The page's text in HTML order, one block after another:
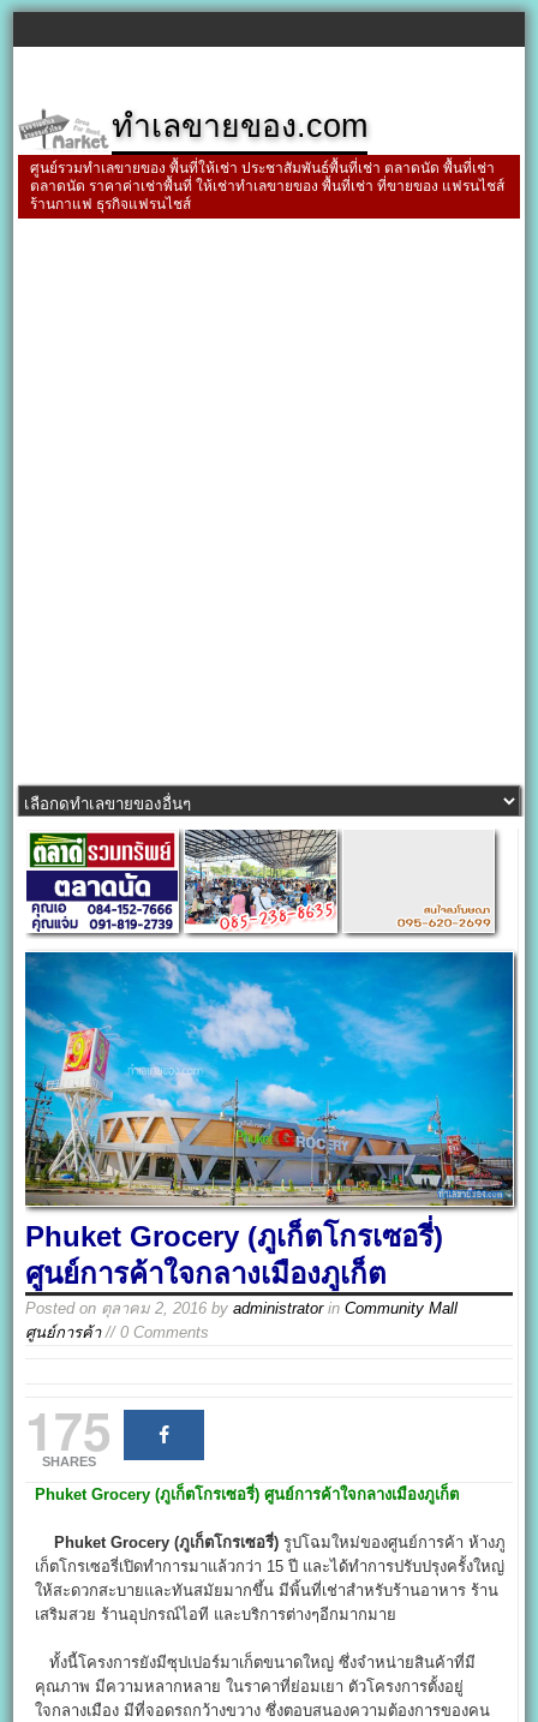
ทำเลขายของ.com
ศูนย์รวมทำเลขายของ พื้นที่ให้เช่า ประชาสัมพันธ์พื้นที่เช่า ตลาดนัด พื้นที่เช่า
ตลาดนัด ราคาค่าเช่าพื้นที่ ให้เช่าทำเลขายของ พื้นที่เช่า ที่ขายของ แฟรนไชส์
ร้านกาแฟ ธุรกิจแฟรนไชส์
Phuket Grocery (ภูเก็ตโกรเซอรี่)
ศูนย์การค้าใจกลางเมืองภูเก็ต
Posted on ตุลาคม 2, 2016 byadministratorinCommunity Mall
ศูนย์การค้า// 0 Comments
175
SHARES
Phuket Grocery (ภูเก็ตโกรเซอรี่) ศูนย์การค้าใจกลางเมืองภูเก็ต
Phuket Grocery (ภูเก็ตโกรเซอรี่) รูปโฉมใหม่ของศูนย์การค้า ห้างภู
เก็ตโกรเซอรี่เปิดทำการมาแล้วกว่า 15 ปี และได้ทำการปรับปรุงครั้งใหญ่
ให้สะดวกสะบายและทันสมัยมากขึ้น มีพิ้นที่เช่าสำหรับร้านอาหาร ร้าน
เสริมสวย ร้านอุปกรณ์ไอที และบริการต่างๆอีกมากมาย
ทั้งนี้โครงการยังมีซุปเปอร์มาเก็ตขนาดใหญ่ ซึ่งจำหน่ายสินค้าที่มี
คุณภาพ มีความหลากหลาย ในราคาที่ย่อมเยา ตัวโครงการตั้งอยู่
ใจกลางเมือง มีที่จอดรถกว้างขวาง ซึ่งตอบสนองความต้องการของคน